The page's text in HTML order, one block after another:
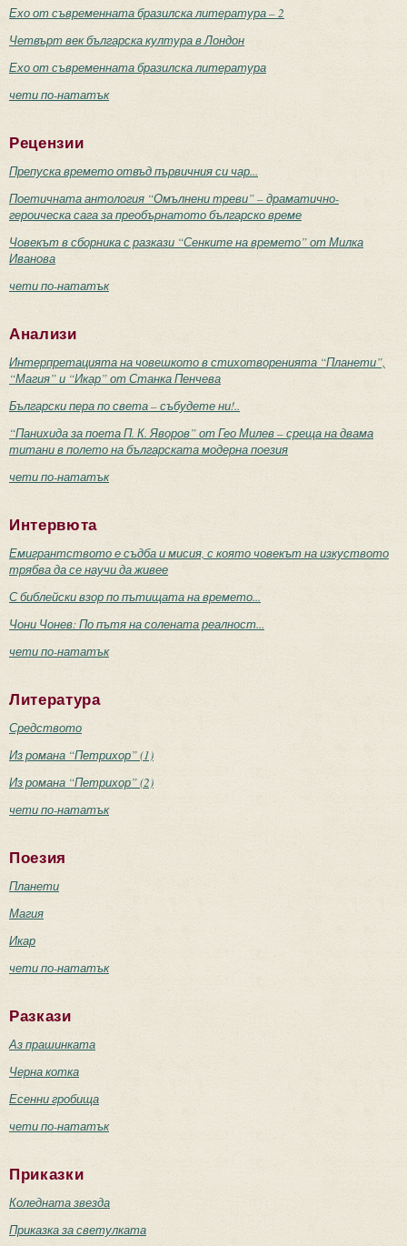
Ехо от съвременната бразилска литература – 2
Четвърт век българска култура в Лондон
Ехо от съвременната бразилска литература
чети по-нататък
Рецензии
Препуска времето отвъд първичния си чар...
Поетичната антология “Омълнени треви” – драматично-
героическа сага за преобърнатото българско време
Човекът в сборника с разкази “Сенките на времето” от Милка
Иванова
чети по-нататък
Анализи
Интерпретацията на човешкото в стихотворенията “Планети”,
“Магия” и “Икар” от Станка Пенчева
Български пера по света – събудете ни!..
“Панихида за поета П. К. Яворов” от Гео Милев – среща на двама
титани в полето на българската модерна поезия
чети по-нататък
Интервюта
Емигрантството е съдба и мисия, с която човекът на изкуството
трябва да се научи да живее
С библейски взор по пътищата на времето...
Чони Чонев: По пътя на солената реалност...
чети по-нататък
Литература
Средството
Из романа “Петрихор” (1)
Из романа “Петрихор” (2)
чети по-нататък
Поезия
Планети
Магия
Икар
чети по-нататък
Разкази
Аз прашинката
Черна котка
Есенни гробища
чети по-нататък
Приказки
Коледната звезда
Приказка за светулката